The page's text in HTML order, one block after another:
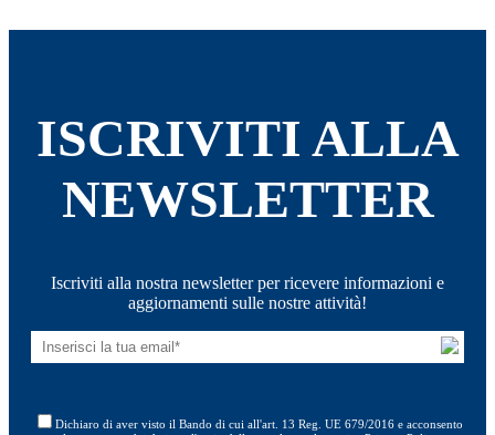
ISCRIVITI ALLA
NEWSLETTER
Iscriviti alla nostra newsletter per ricevere informazioni e
aggiornamenti sulle nostre attività!
Dichiaro di aver visto il Bando di cui all'art. 13 Reg. UE 679/2016 e acconsento